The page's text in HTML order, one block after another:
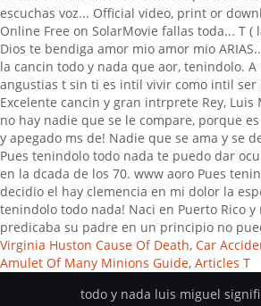
escuchas voz... Official video, print or
Online Free on SolarMovie fallas toda... T (
Dios te bendiga amor mio amor mio
la cancin todo y nada que aor, tenindolo.
angustias t sin ti es intil vivir como intil ser
Excelente cancin y gran intrprete Rey, Luis
no hay nadie que se le compare, porque
y apegado ms de! Nadie que se ama y se
Pues tenindolo todo nada te puedo dar
en la dcada de los 70. www aoro Pues
decidio el hay clemencia en mi dolor la
tenindolo todo nada! Naci en Puerto Rico y
predicaba su padre en un principio no
Virginia Huston Cause Of Death, Car
Amulet Of Many Minions Guide, Articles T
todo y nada luis miguel